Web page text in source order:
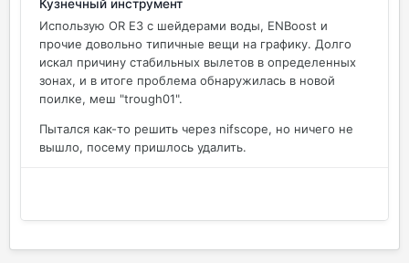
Кузнечный инструмент
Использую OR E3 с шейдерами воды, ENBoost и
прочие довольно типичные вещи на графику. Долго
искал причину стабильных вылетов в определенных
зонах, и в итоге проблема обнаружилась в новой
поилке, меш "trough01".
Пытался как-то решить через nifscope, но ничего не
вышло, посему пришлось удалить.